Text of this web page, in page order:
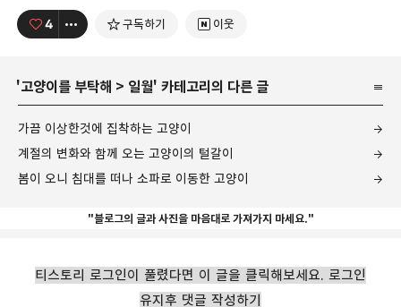
4 구독하기 이웃
'고양이를 부탁해 > 일월' 카테고리의 다른 글
가끔 이상한것에 집착하는 고양이
계절의 변화와 함께 오는 고양이의 털갈이
봄이 오니 침대를 떠나 소파로 이동한 고양이
"블로그의 글과 사진을 마음대로 가져가지 마세요."
티스토리 로그인이 풀렸다면 이 글을 클릭해보세요. 로그인
유지후 댓글 작성하기